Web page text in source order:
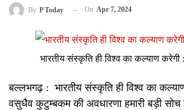
By P Today On Apr 7, 2024
भारतीय संस्कृति ही विश्व का कल्याण
बल्लभगढ़ : भारतीय संस्कृति ही विश्व का
वसुधैव कुटुम्बकम की अवधारणा हमारी बड़ी